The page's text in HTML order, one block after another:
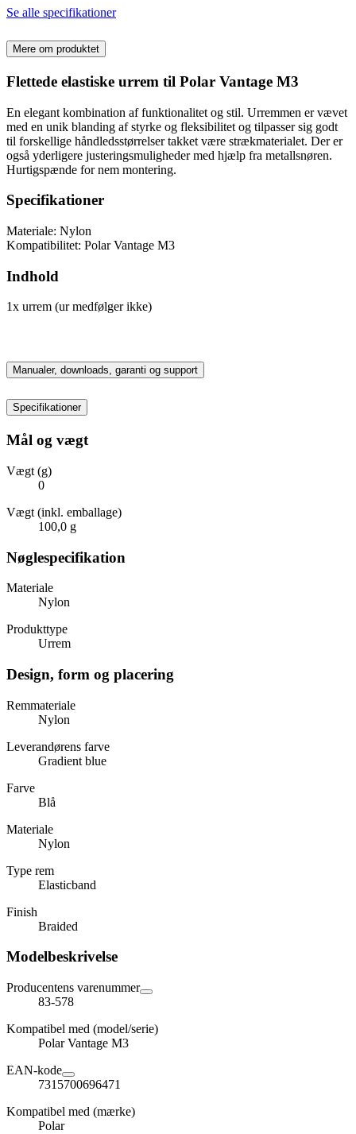
Se alle specifikationer
Mere om produktet
Flettede elastiske urrem til Polar Vantage M3
En elegant kombination af funktionalitet og stil. Urremmen er vævet
med en unik blanding af styrke og fleksibilitet og tilpasser sig godt
til forskellige håndledsstørrelser takket være strækmaterialet. Der er
også yderligere justeringsmuligheder med hjælp fra metallsnøren.
Hurtigspænde for nem montering.
Specifikationer
Materiale: Nylon
Kompatibilitet: Polar Vantage M3
Indhold
1x urrem (ur medfølger ikke)
Manualer, downloads, garanti og support
Specifikationer
Mål og vægt
Vægt (g)
0
Vægt (inkl. emballage)
100,0 g
Nøglespecifikation
Materiale
Nylon
Produkttype
Urrem
Design, form og placering
Remmateriale
Nylon
Leverandørens farve
Gradient blue
Farve
Blå
Materiale
Nylon
Type rem
Elasticband
Finish
Braided
Modelbeskrivelse
Producentens varenummer
83-578
Kompatibel med (model/serie)
Polar Vantage M3
EAN-kode
7315700696471
Kompatibel med (mærke)
Polar